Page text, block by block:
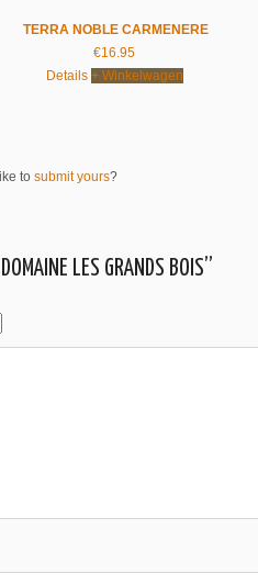
TERRA NOBLE CARMENERE
€16.95
Details + Winkelwagen
to submit yours?
LES GRANDS BOIS”